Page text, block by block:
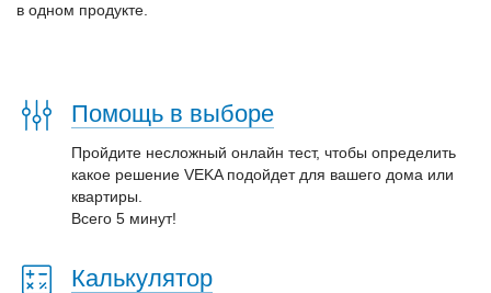
в одном продукте.
Помощь в выборе
Пройдите несложный онлайн тест, чтобы определить
какое решение VEKA подойдет для вашего дома или
квартиры.
Всего 5 минут!
Калькулятор